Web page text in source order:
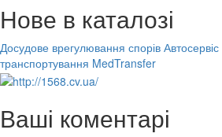
Нове в каталозі
Досудове врегулювання спорів
транспортування MedTransfer
Ваші коментарі